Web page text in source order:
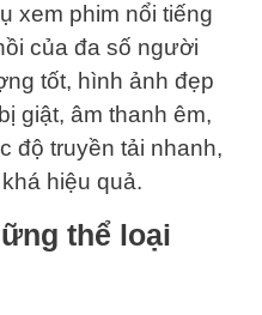
xem phim nổi tiếng
của đa số người
tốt, hình ảnh đẹp
giật, âm thanh êm,
độ truyền tải nhanh,
hiệu quả.
thể loại